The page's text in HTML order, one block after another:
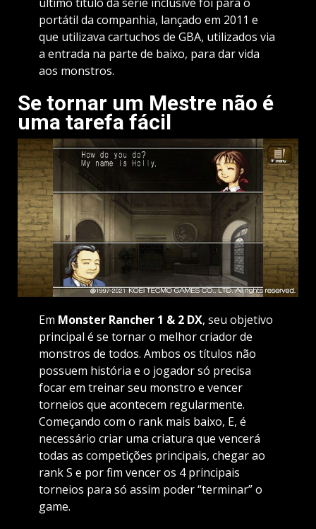
portátil da companhia, lançado em 2011 e
que utilizava cartuchos de GBA, utilizados via
a entrada na parte de baixo, para dar vida
aos monstros.
Se tornar um Mestre não é
uma tarefa fácil
Em Monster Rancher 1 & 2 DX, seu objetivo
principal é se tornar o melhor criador de
monstros de todos. Ambos os títulos não
possuem história e o jogador só precisa
focar em treinar seu monstro e vencer
torneios que acontecem regularmente.
Começando com o rank mais baixo, E, é
necessário criar uma criatura que vencerá
todas as competições principais, chegar ao
rank S e por fim vencer os 4 principais
torneios para só assim poder “terminar” o
game.